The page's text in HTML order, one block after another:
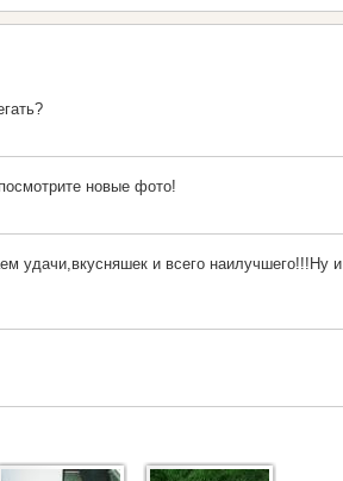
новые фото!
удачи,вкусняшек и всего наилучшего!!!Ну и